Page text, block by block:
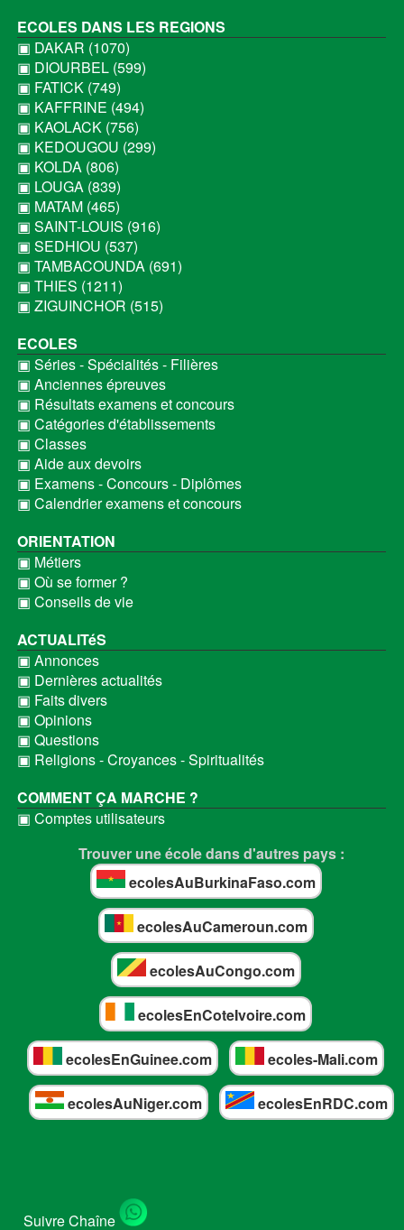
ECOLES DANS LES REGIONS
▣ DAKAR (1070)
▣ DIOURBEL (599)
▣ FATICK (749)
▣ KAFFRINE (494)
▣ KAOLACK (756)
▣ KEDOUGOU (299)
▣ KOLDA (806)
▣ LOUGA (839)
▣ MATAM (465)
▣ SAINT-LOUIS (916)
▣ SEDHIOU (537)
▣ TAMBACOUNDA (691)
▣ THIES (1211)
▣ ZIGUINCHOR (515)
ECOLES
▣ Séries - Spécialités - Filières
▣ Anciennes épreuves
▣ Résultats examens et concours
▣ Catégories d'établissements
▣ Classes
▣ Aide aux devoirs
▣ Examens - Concours - Diplômes
▣ Calendrier examens et concours
ORIENTATION
▣ Métiers
▣ Où se former ?
▣ Conseils de vie
ACTUALITéS
▣ Annonces
▣ Dernières actualités
▣ Faits divers
▣ Opinions
▣ Questions
▣ Religions - Croyances - Spiritualités
COMMENT ÇA MARCHE ?
▣ Comptes utilisateurs
Trouver une école dans d'autres pays :
ecolesAuBurkinaFaso.com
ecolesAuCameroun.com
ecolesAuCongo.com
ecolesEnCoteIvoire.com
ecolesEnGuinee.com ecoles-Mali.com
ecolesAuNiger.com ecolesEnRDC.com
Suivre Chaîne